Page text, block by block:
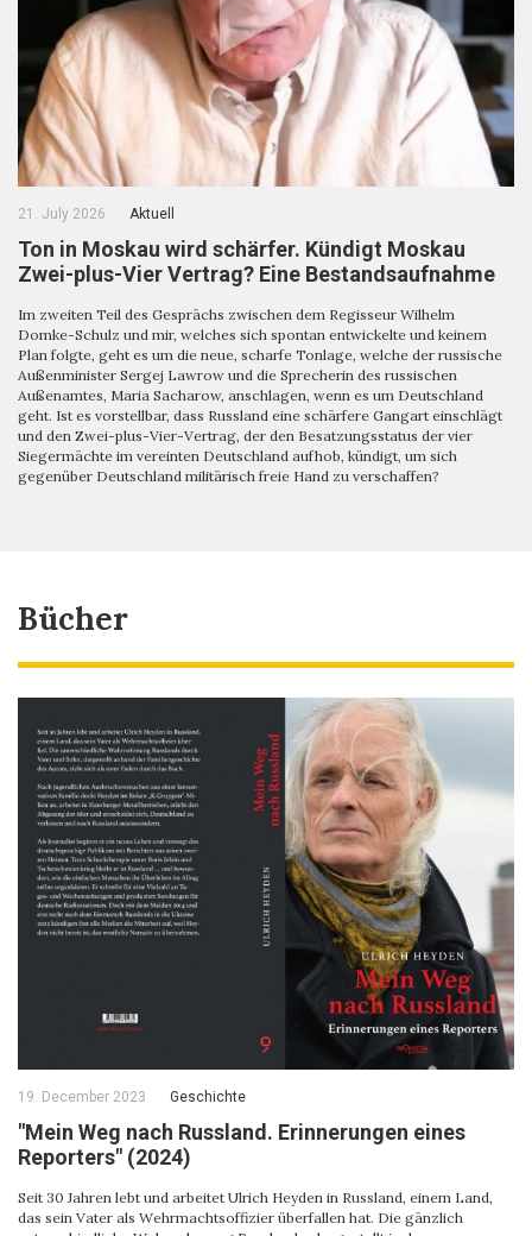
21. July 2026 Aktuell
Ton in Moskau wird schärfer. Kündigt Moskau
Zwei-plus-Vier Vertrag? Eine Bestandsaufnahme
Im zweiten Teil des Gesprächs zwischen dem Regisseur Wilhelm
Domke-Schulz und mir, welches sich spontan entwickelte und keinem
Plan folgte, geht es um die neue, scharfe Tonlage, welche der russische
Außenminister Sergej Lawrow und die Sprecherin des russischen
Außenamtes, Maria Sacharow, anschlagen, wenn es um Deutschland
geht. Ist es vorstellbar, dass Russland eine schärfere Gangart einschlägt
und den Zwei-plus-Vier-Vertrag, der den Besatzungsstatus der vier
Siegermächte im vereinten Deutschland aufhob, kündigt, um sich
gegenüber Deutschland militärisch freie Hand zu verschaffen?
Bücher
19. December 2023 Geschichte
"Mein Weg nach Russland. Erinnerungen eines
Reporters" (2024)
Seit 30 Jahren lebt und arbeitet Ulrich Heyden in Russland, einem Land,
das sein Vater als Wehrmachtsoffizier überfallen hat. Die gänzlich